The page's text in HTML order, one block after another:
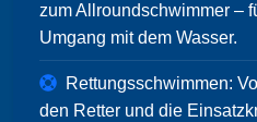
zum Allroundschwimmer –
Umgang mit dem Wasser.
Rettungsschwimmen:
den Retter und die